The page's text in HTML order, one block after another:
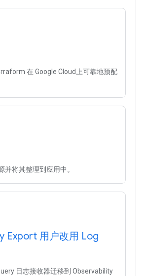
在 Google Cloud上可靠地预配
并将其整理到应用中。
Export 用户改用 Log
日志接收器迁移到 Observability